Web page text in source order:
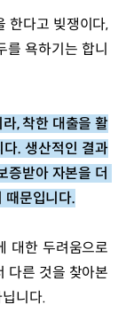
한다고 빚쟁이다,
욕하기는 합니
, 착한 대출을 활
. 생산적인 결과
증받아 자본을 더
때문입니다.
대한 두려움으로
다른 것을 찾아본
니다.